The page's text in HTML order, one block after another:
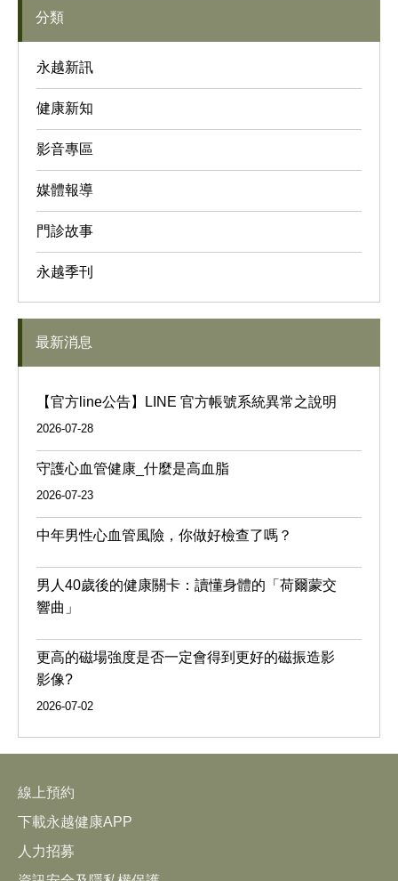
分類
永越新訊
健康新知
影音專區
媒體報導
門診故事
永越季刊
最新消息
【官方line公告】LINE 官方帳號系統異常之說明
2026-07-28
守護心血管健康_什麼是高血脂
2026-07-23
中年男性心血管風險，你做好檢查了嗎？
男人40歲後的健康關卡：讀懂身體的「荷爾蒙交
響曲」
更高的磁場強度是否一定會得到更好的磁振造影
影像?
2026-07-02
線上預約
下載永越健康APP
人力招募